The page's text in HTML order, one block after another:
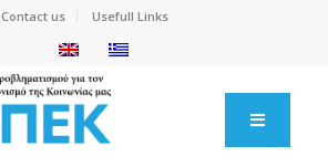
Contact us Usefull Links